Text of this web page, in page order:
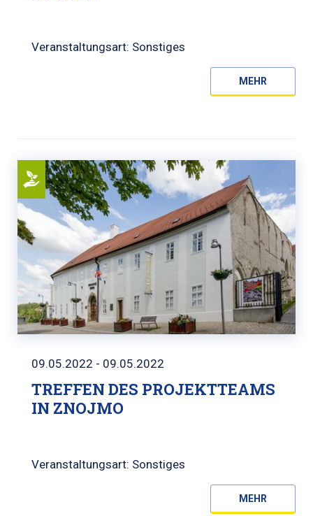
Veranstaltungsart: Sonstiges
MEHR
09.05.2022 - 09.05.2022
TREFFEN DES PROJEKTTEAMS
IN ZNOJMO
Veranstaltungsart: Sonstiges
MEHR